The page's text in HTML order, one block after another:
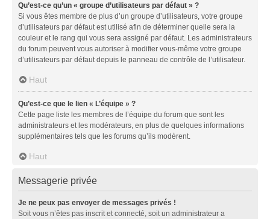
Qu’est-ce qu’un « groupe d’utilisateurs par défaut » ?
Si vous êtes membre de plus d’un groupe d’utilisateurs, votre groupe
d’utilisateurs par défaut est utilisé afin de déterminer quelle sera la
couleur et le rang qui vous sera assigné par défaut. Les administrateurs
du forum peuvent vous autoriser à modifier vous-même votre groupe
d’utilisateurs par défaut depuis le panneau de contrôle de l’utilisateur.
Haut
Qu’est-ce que le lien « L’équipe » ?
Cette page liste les membres de l’équipe du forum que sont les
administrateurs et les modérateurs, en plus de quelques informations
supplémentaires tels que les forums qu’ils modèrent.
Haut
Messagerie privée
Je ne peux pas envoyer de messages privés !
Soit vous n’êtes pas inscrit et connecté, soit un administrateur a